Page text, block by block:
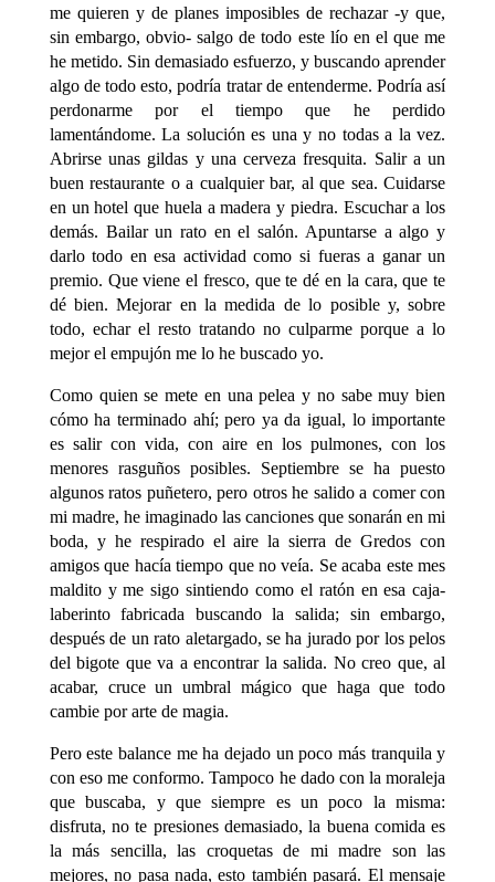
me quieren y de planes imposibles de rechazar -y que,
sin embargo, obvio- salgo de todo este lío en el que me
he metido. Sin demasiado esfuerzo, y buscando aprender
algo de todo esto, podría tratar de entenderme. Podría así
perdonarme por el tiempo que he perdido
lamentándome. La solución es una y no todas a la vez.
Abrirse unas gildas y una cerveza fresquita. Salir a un
buen restaurante o a cualquier bar, al que sea. Cuidarse
en un hotel que huela a madera y piedra. Escuchar a los
demás. Bailar un rato en el salón. Apuntarse a algo y
darlo todo en esa actividad como si fueras a ganar un
premio. Que viene el fresco, que te dé en la cara, que te
dé bien. Mejorar en la medida de lo posible y, sobre
todo, echar el resto tratando no culparme porque a lo
mejor el empujón me lo he buscado yo.
Como quien se mete en una pelea y no sabe muy bien
cómo ha terminado ahí; pero ya da igual, lo importante
es salir con vida, con aire en los pulmones, con los
menores rasguños posibles. Septiembre se ha puesto
algunos ratos puñetero, pero otros he salido a comer con
mi madre, he imaginado las canciones que sonarán en mi
boda, y he respirado el aire la sierra de Gredos con
amigos que hacía tiempo que no veía. Se acaba este mes
maldito y me sigo sintiendo como el ratón en esa caja-
laberinto fabricada buscando la salida; sin embargo,
después de un rato aletargado, se ha jurado por los pelos
del bigote que va a encontrar la salida. No creo que, al
acabar, cruce un umbral mágico que haga que todo
cambie por arte de magia.
Pero este balance me ha dejado un poco más tranquila y
con eso me conformo. Tampoco he dado con la moraleja
que buscaba, y que siempre es un poco la misma:
disfruta, no te presiones demasiado, la buena comida es
la más sencilla, las croquetas de mi madre son las
mejores, no pasa nada, esto también pasará. El mensaje